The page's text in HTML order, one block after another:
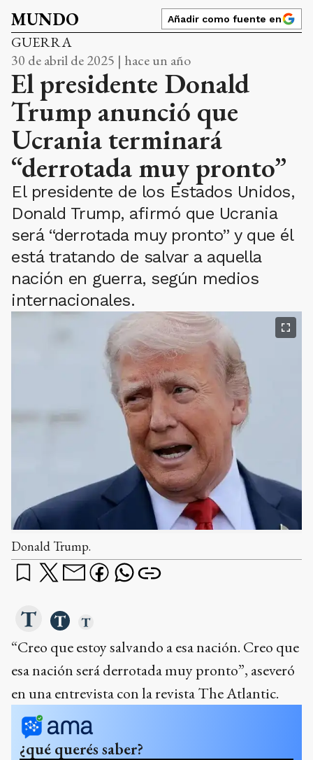
MUNDO Añadir como fuente en
GUERRA
30 de abril de 2025 | hace un año
El presidente Donald
Trump anunció que
Ucrania terminará
“derrotada muy pronto”
El presidente de los Estados Unidos,
Donald Trump, afirmó que Ucrania
será “derrotada muy pronto” y que él
está tratando de salvar a aquella
nación en guerra, según medios
internacionales.
Donald Trump.
“Creo que estoy salvando a esa nación. Creo que
esa nación será derrotada muy pronto”, aseveró
en una entrevista con la revista The Atlantic.
¿qué querés saber?